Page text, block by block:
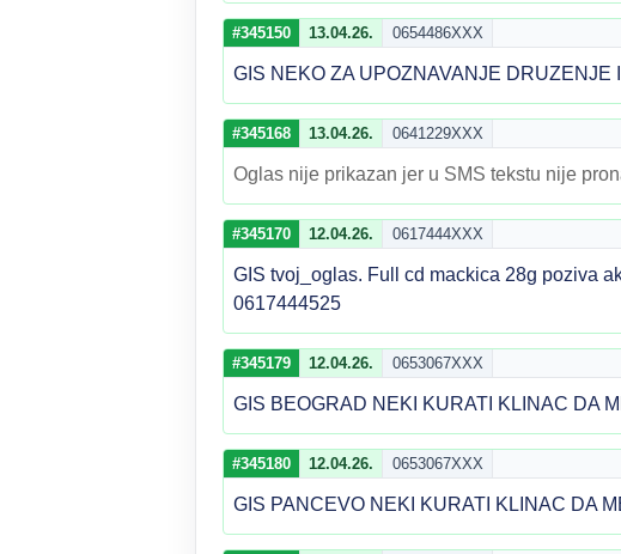
#345150 13.04.26. 0654486XXX
GIS NEKO ZA UPOZNAVANJE
#345168 13.04.26. 0641229XXX
Oglas nije prikazan jer u SMS tekstu nije
#345170 12.04.26. 0617444XXX
GIS tvoj_oglas. Full cd mackica 28g poziva
0617444525
#345179 12.04.26. 0653067XXX
GIS BEOGRAD NEKI KURATI KLINAC DA
#345180 12.04.26. 0653067XXX
GIS PANCEVO NEKI KURATI KLINAC DA